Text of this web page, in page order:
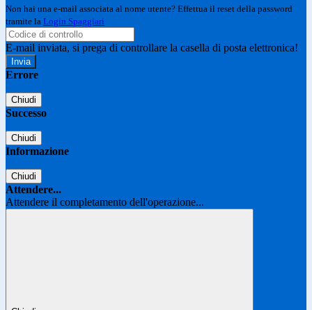
Non hai una e-mail associata al nome utente? Effettua il reset della password
tramite la Login Spaggiari
E-mail inviata, si prega di controllare la casella di posta elettronica!
Errore
Chiudi
Successo
Chiudi
Informazione
Chiudi
Attendere...
Attendere il completamento dell'operazione...